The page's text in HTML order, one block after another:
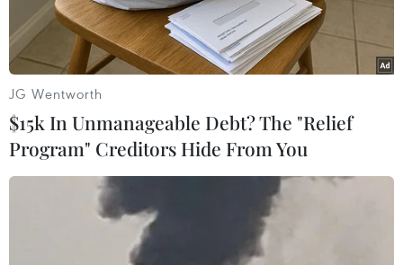
JG Wentworth
$15k In Unmanageable Debt? The "Relief
Program" Creditors Hide From You